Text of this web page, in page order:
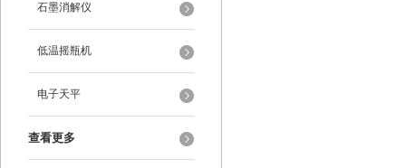
石墨消解仪
低温摇瓶机
电子天平
查看更多